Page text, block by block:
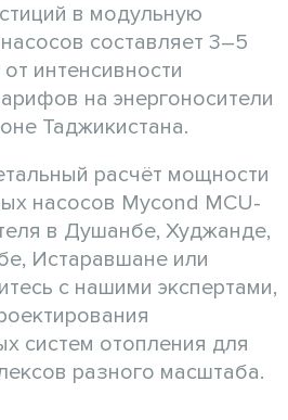
в модульную
составляет 3–5
интенсивности
на энергоносители
Таджикистана.
расчёт мощности
насосов Mycond MCU-
в Душанбе, Худжанде,
Истаравшане или
с нашими экспертами,
систем отопления для
разного масштаба.